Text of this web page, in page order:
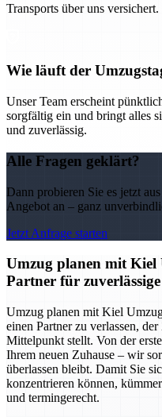
Transports über uns versichert.
Wie läuft der
Unser Team erscheint
sorgfältig ein und bringt alles
und zuverlässig.
Alle Fragen geklärt?
Dann probieren Sie es jetzt
Angebot an – ganz
Jetzt Anfrage starten
Umzug planen mit Kiel
Partner für
Umzug planen mit Kiel
einen Partner zu verlassen,
Mittelpunkt stellt. Von der
Ihrem neuen Zuhause – wir
überlassen bleibt. Damit Sie
konzentrieren können,
und termingerecht.